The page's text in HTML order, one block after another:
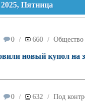
Пятница
0 / 660 / Общество
новый купол
0 / 632 / Под